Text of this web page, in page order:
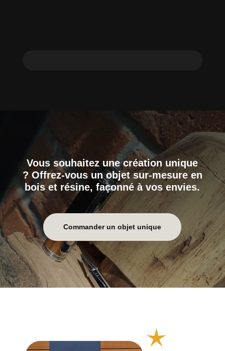
Vous souhaitez une création unique
? Offrez-vous un objet sur-mesure en
bois et résine, façonné à vos envies.
Commander un objet unique